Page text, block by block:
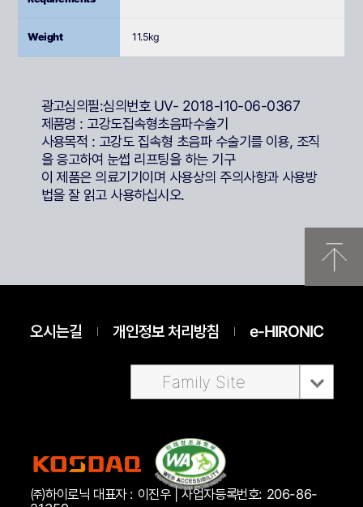
Weight 11.5kg
광고심의필:심의번호 UV- 2018-I10-06-0367
제품명 : 고강도집속형초음파수술기
사용목적 : 고강도 집속형 초음파 수술기를 이용, 조직
을 응고하여 눈썹 리프팅을 하는 기구
이 제품은 의료기기이며 사용상의 주의사항과 사용방
법을 잘 읽고 사용하십시오.
오시는길 개인정보 처리방침 e-HIRONIC
㈜하이로닉 대표자 : 이진우 | 사업자등록번호: 206-86-
Family Site